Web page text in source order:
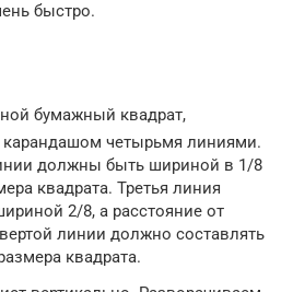
быстро.
бумажный квадрат,
карандашом четырьмя линиями.
должны быть шириной в 1/8
квадрата. Третья линия
2/8, а расстояние от
линии должно составлять
квадрата.